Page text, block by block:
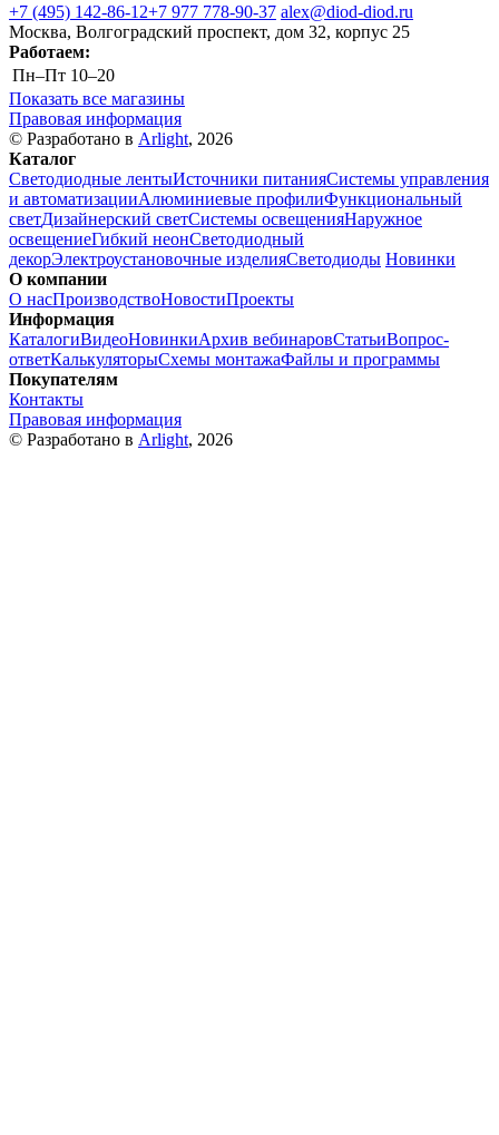
+7 (495) 142-86-12+7 977 778-90-37 alex@diod-diod.ru
Москва, Волгоградский проспект, дом 32, корпус 25
Работаем:
Пн–Пт 10–20
Показать все магазины
Правовая информация
© Разработано в Arlight, 2026
Каталог
Светодиодные лентыИсточники питанияСистемы управления
и автоматизацииАлюминиевые профилиФункциональный
светДизайнерский светСистемы освещенияНаружное
освещениеГибкий неонСветодиодный
декорЭлектроустановочные изделияСветодиоды Новинки
О компании
О насПроизводствоНовостиПроекты
Информация
КаталогиВидеоНовинкиАрхив вебинаровСтатьиВопрос-
ответКалькуляторыСхемы монтажаФайлы и программы
Покупателям
Контакты
Правовая информация
© Разработано в Arlight, 2026